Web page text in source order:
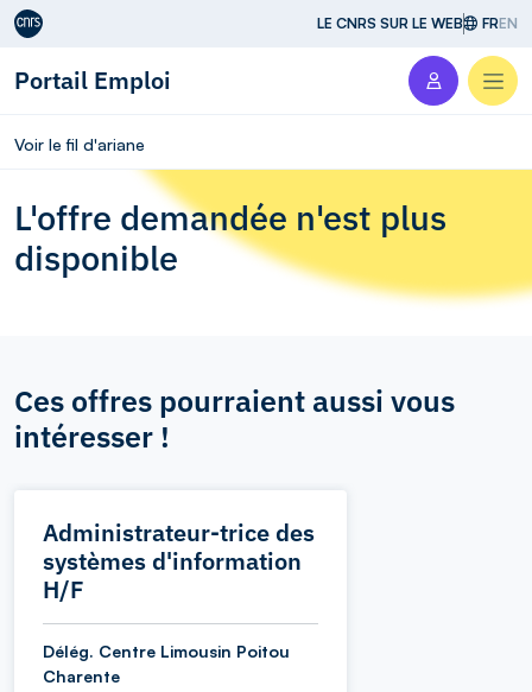
Aller au contenu LE CNRS SUR LE WEB FREN
Portail Emploi
Voir le fil d'ariane
L'offre demandée n'est plus
disponible
Ces offres pourraient aussi vous
intéresser !
Administrateur-trice des
systèmes d'information
H/F
Délég. Centre Limousin Poitou
Charente